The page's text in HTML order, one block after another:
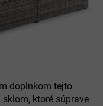
doplnkom tejto
ktoré súprave